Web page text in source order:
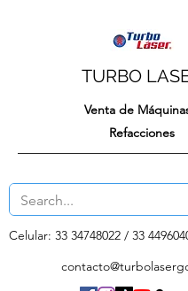
TURBO
Venta de
Refacciones
Celular: 33 34748022 / 33